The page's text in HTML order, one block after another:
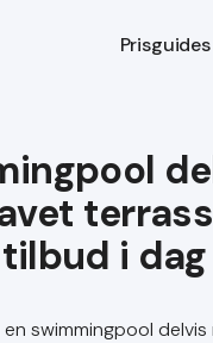
Prisguides
swimmingpool